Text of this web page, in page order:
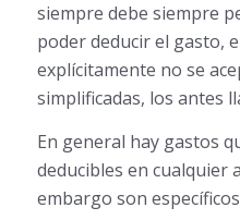
siempre debe siempre
poder deducir el gasto,
explícitamente no se
simplificadas, los antes
En general hay gastos
deducibles en cualquier
embargo son